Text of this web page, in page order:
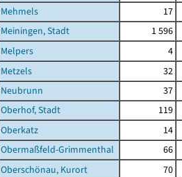
Mehmels
17
Meiningen, Stadt
1 596
Melpers
4
Metzels
32
Neubrunn
37
Oberhof, Stadt
119
Oberkatz
14
Obermaßfeld-Grimmenthal
66
Oberschönau, Kurort
70